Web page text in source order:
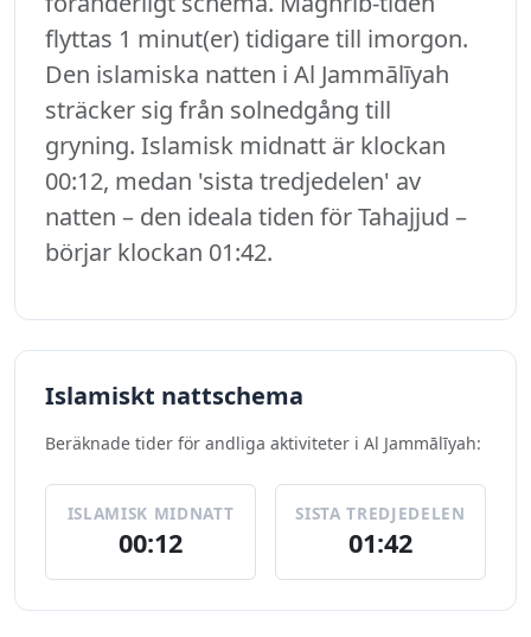
flyttas 1 minut(er) tidigare till imorgon.
Den islamiska natten i Al Jammālīyah
sträcker sig från solnedgång till
gryning. Islamisk midnatt är klockan
00:12, medan 'sista tredjedelen' av
natten – den ideala tiden för Tahajjud –
börjar klockan 01:42.
Islamiskt nattschema
Beräknade tider för andliga aktiviteter i Al Jammālīyah:
ISLAMISK MIDNATT
00:12
SISTA TREDJEDELEN
01:42